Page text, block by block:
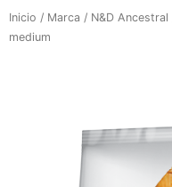
Inicio / Marca / N&D Ancestral
medium